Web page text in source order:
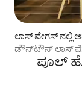
ಲಾಸ್ ವೇಗಸ್
ಡೌನ್‌ಟೌನ್ ಲಾಸ್
ಪೂಲ್